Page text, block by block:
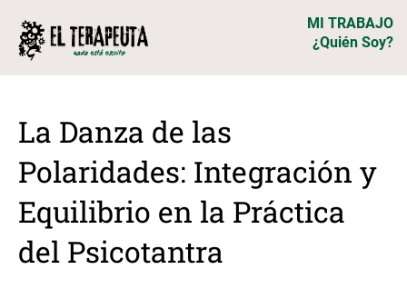
MI TRABAJO
¿Quién Soy?
La Danza de las
Polaridades: Integración y
Equilibrio en la Práctica
del Psicotantra